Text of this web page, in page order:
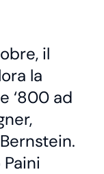
il
la
‘800 ad